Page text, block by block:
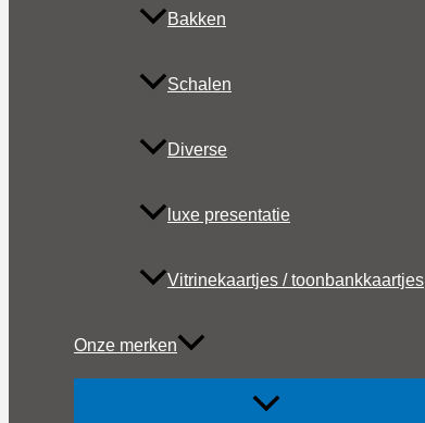
Bakken
Schalen
Diverse
luxe presentatie
Vitrinekaartjes / toonbankkaartjes
Onze merken